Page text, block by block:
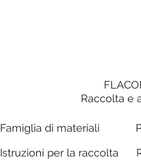
Raccolta e
Famiglia di materiali
Istruzioni per la raccolta